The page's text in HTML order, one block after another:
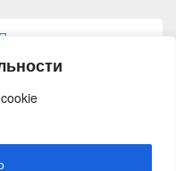
Позже »
поздно заботиться о